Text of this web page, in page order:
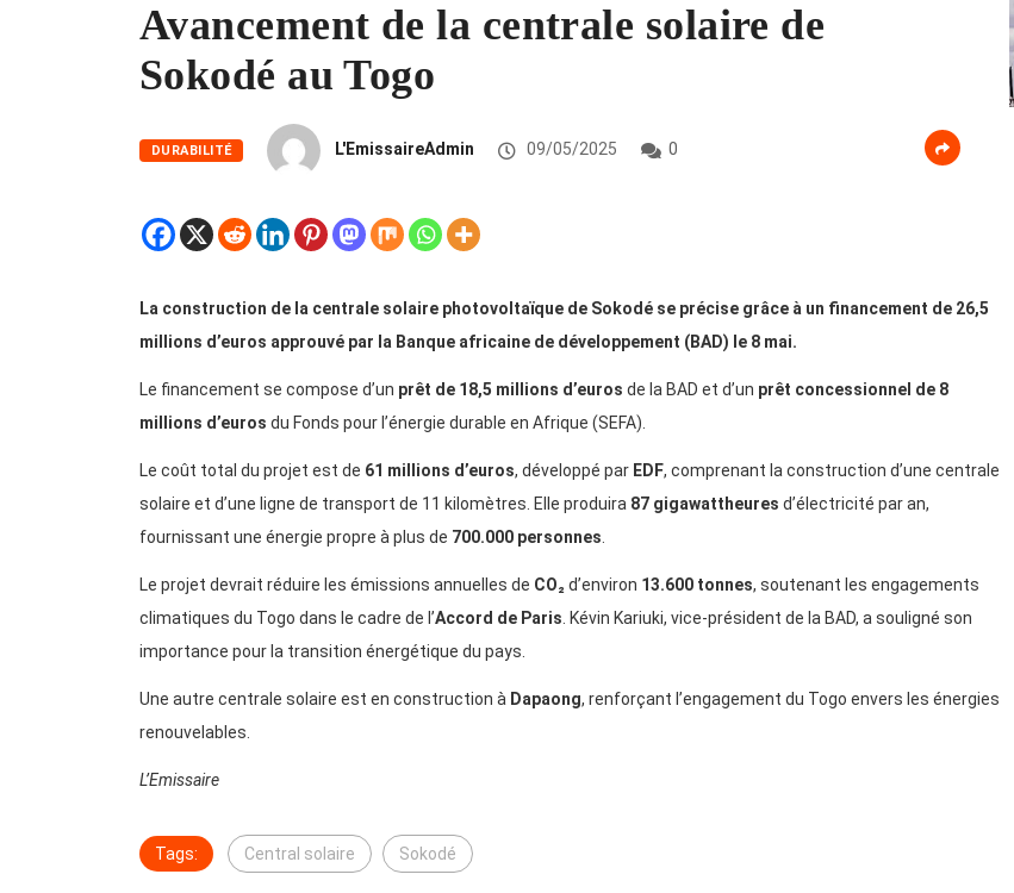
Avancement de la centrale solaire de
Sokodé au Togo
DURABILITÉ L'EmissaireAdmin 09/05/2025 0
La construction de la centrale solaire photovoltaïque de Sokodé se précise grâce à un financement de 26,5
millions d’euros approuvé par la Banque africaine de développement (BAD) le 8 mai.
Le financement se compose d’un prêt de 18,5 millions d’euros de la BAD et d’un prêt concessionnel de 8
millions d’euros du Fonds pour l’énergie durable en Afrique (SEFA).
Le coût total du projet est de 61 millions d’euros, développé par EDF, comprenant la construction d’une centrale
solaire et d’une ligne de transport de 11 kilomètres. Elle produira 87 gigawattheures d’électricité par an,
fournissant une énergie propre à plus de 700.000 personnes.
Le projet devrait réduire les émissions annuelles de CO₂ d’environ 13.600 tonnes, soutenant les engagements
climatiques du Togo dans le cadre de l’Accord de Paris. Kévin Kariuki, vice-président de la BAD, a souligné son
importance pour la transition énergétique du pays.
Une autre centrale solaire est en construction à Dapaong, renforçant l’engagement du Togo envers les énergies
renouvelables.
L’Emissaire
Tags: Central solaire Sokodé